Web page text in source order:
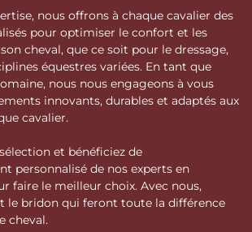
nous offrons à chaque cavalier des
pour optimiser le confort et les
cheval, que ce soit pour le dressage,
équestres variées. En tant que
nous nous engageons à vous
innovants, durables et adaptés aux
cavalier.
et bénéficiez de
personnalisé de nos experts en
faire le meilleur choix. Avec nous,
le bridon qui feront toute la différence
cheval.